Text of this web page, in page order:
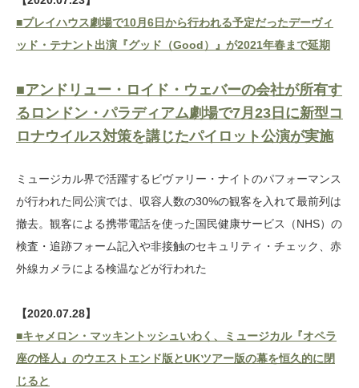
■プレイハウス劇場で10月6日から行われる予定だったデーヴィ
ッド・テナント出演『グッド（Good）』が2021年春まで延期
■アンドリュー・ロイド・ウェバーの会社が所有す
るロンドン・パラディアム劇場で7月23日に新型コ
ロナウイルス対策を講じたパイロット公演が実施
ミュージカル界で活躍するビヴァリー・ナイトのパフォーマンス
が行われた同公演では、収容人数の30%の観客を入れて最前列は
撤去。観客による携帯電話を使った国民健康サービス（NHS）の
検査・追跡フォーム記入や非接触のセキュリティ・チェック、赤
外線カメラによる検温などが行われた
【2020.07.28】
■キャメロン・マッキントッシュいわく、ミュージカル『オペラ
座の怪人』のウエストエンド版とUKツアー版の幕を恒久的に閉
じると